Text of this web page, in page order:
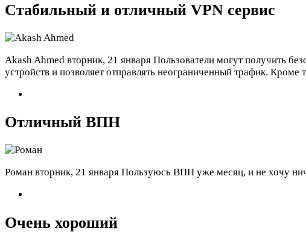
Стабильный и отличный VPN сервис
Akash Ahmed вторник, 21 января Пользователи могут получить
устройств и позволяет отправлять неограниченный трафик.
Отличный ВПН
Роман вторник, 21 января Пользуюсь ВПН уже месяц, и не хочу
Очень хороший